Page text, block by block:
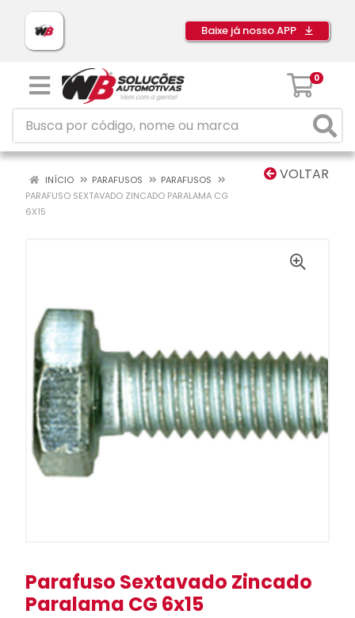
Baixe já nosso APP
0
VOLTAR
INÍCIO PARAFUSOS
PARAFUSOS
PARAFUSO SEXTAVADO ZINCADO PARALAMA CG
6X15
Parafuso Sextavado Zincado
Paralama CG 6x15